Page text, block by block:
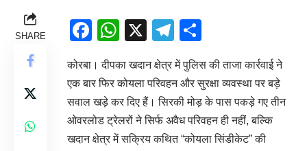
SHARE Facebook
WhatsApp
X Telegram
कोरबा। दीपका खदान क्षेत्र में पुलिस की ताजा कार्रवाई ने
एक बार फिर कोयला परिवहन और सुरक्षा व्यवस्था पर बड़े
सवाल खड़े कर दिए हैं। सिरकी मोड़ के पास पकड़े गए तीन
ओवरलोड ट्रेलरों ने सिर्फ अवैध परिवहन ही नहीं, बल्कि
खदान क्षेत्र में सक्रिय कथित “कोयला सिंडीकेट” की